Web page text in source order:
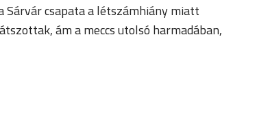
Sárvár csapata a létszámhiány miatt
ám a meccs utolsó harmadában,